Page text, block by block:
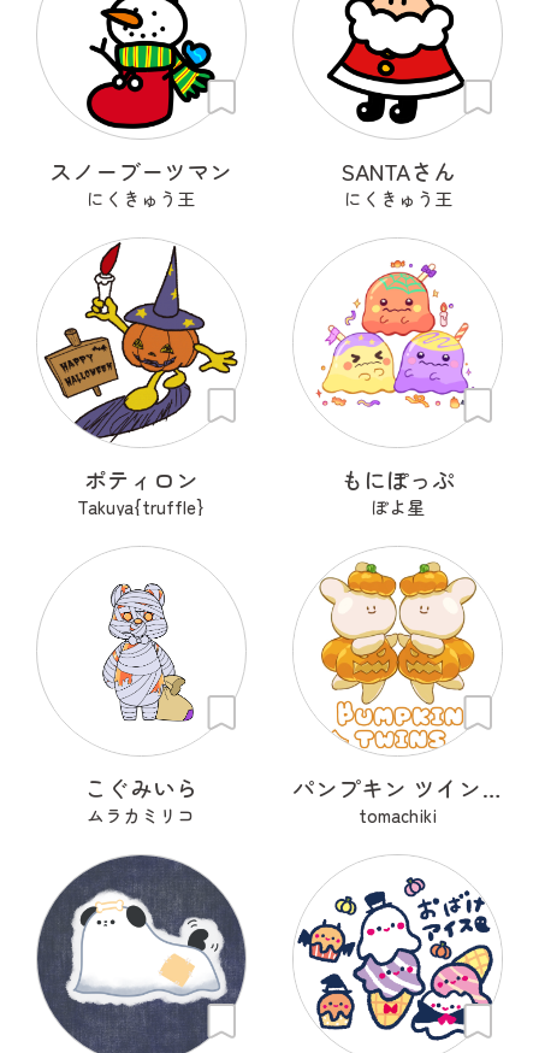
スノーブーツマン
にくきゅう王
SANTAさん
にくきゅう王
ポティロン
Takuya{truffle}
もにぽっぷ
ぽよ星
こぐみいら
ムラカミリコ
パンプキン ツインズ
tomachiki